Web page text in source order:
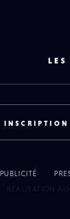
LES
INSCRIPTION
PUBLICITÉ
RÉALISATION